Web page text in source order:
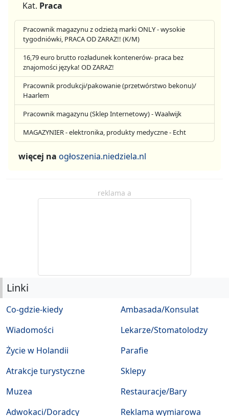
Kat. Praca
Pracownik magazynu z odzieżą marki ONLY - wysokie
tygodniówki, PRACA OD ZARAZ!! (K/M)
16,79 euro brutto rozładunek kontenerów- praca bez
znajomości języka! OD ZARAZ!
Pracownik produkcji/pakowanie (przetwórstwo bekonu)/
Haarlem
Pracownik magazynu (Sklep Internetowy) - Waalwijk
MAGAZYNIER - elektronika, produkty medyczne - Echt
więcej na ogłoszenia.niedziela.nl
reklama a
Linki
Co-gdzie-kiedy
Wiadomości
Życie w Holandii
Atrakcje turystyczne
Muzea
Ambasada/Konsulat
Lekarze/Stomatolodzy
Parafie
Sklepy
Restauracje/Bary
Adwokaci/Doradcy
Reklama wymiarowa